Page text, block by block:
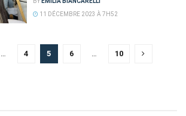
11 DÉCEMBRE 2023 À 7H52
… 4 5 6 … 10